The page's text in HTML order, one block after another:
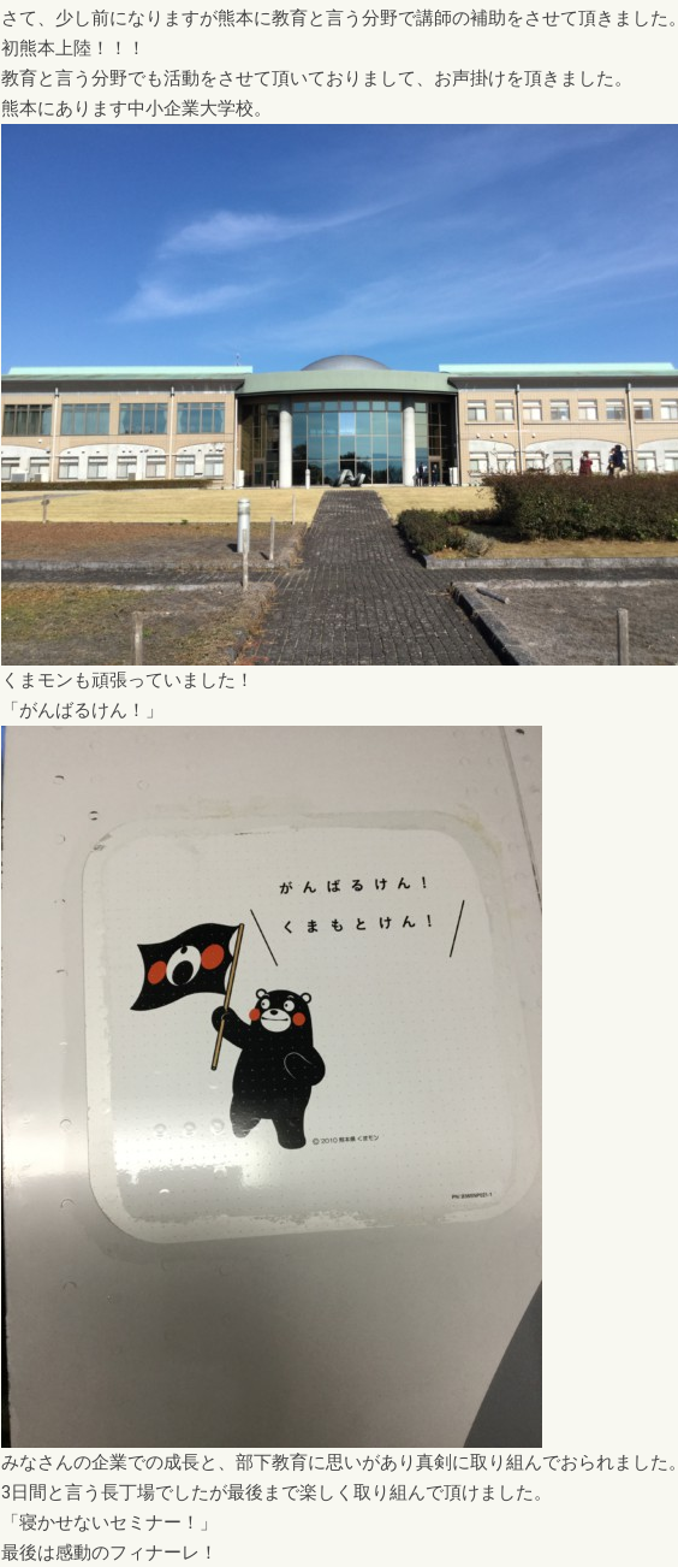
さて、少し前になりますが熊本に教育と言う分野で講師の補助をさせて頂きました。
初熊本上陸！！！
教育と言う分野でも活動をさせて頂いておりまして、お声掛けを頂きました。
熊本にあります中小企業大学校。
くまモンも頑張っていました！
「がんばるけん！」
みなさんの企業での成長と、部下教育に思いがあり真剣に取り組んでおられました。
3日間と言う長丁場でしたが最後まで楽しく取り組んで頂けました。
「寝かせないセミナー！」
最後は感動のフィナーレ！